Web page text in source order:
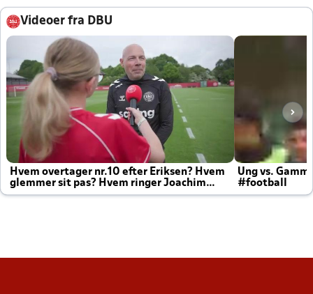
Videoer fra DBU
Hvem overtager nr.10 efter Eriksen? Hvem
glemmer sit pas? Hvem ringer Joachim
altid til efter kampe?
Ung vs.
#football